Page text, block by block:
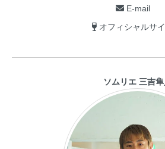
E-mail
オフィシャルサ
ソムリエ 三吉隼